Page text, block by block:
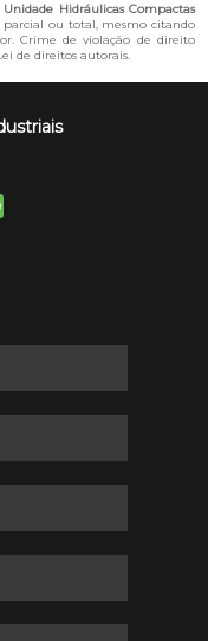
Hidráulicas Compactas
parcial ou total, mesmo citando
Crime de violação de direito
de direitos autorais.